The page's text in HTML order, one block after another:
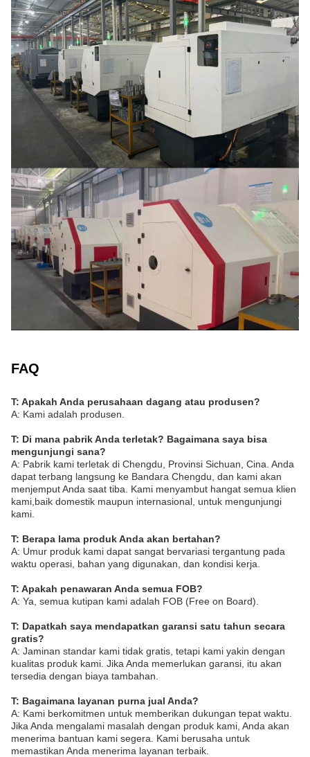
FAQ
T: Apakah Anda perusahaan dagang atau produsen?
A: Kami adalah produsen.
T: Di mana pabrik Anda terletak? Bagaimana saya bisa
mengunjungi sana?
A: Pabrik kami terletak di Chengdu, Provinsi Sichuan, Cina. Anda
dapat terbang langsung ke Bandara Chengdu, dan kami akan
menjemput Anda saat tiba. Kami menyambut hangat semua klien
kami,baik domestik maupun internasional, untuk mengunjungi
kami.
T: Berapa lama produk Anda akan bertahan?
A: Umur produk kami dapat sangat bervariasi tergantung pada
waktu operasi, bahan yang digunakan, dan kondisi kerja.
T: Apakah penawaran Anda semua FOB?
A: Ya, semua kutipan kami adalah FOB (Free on Board).
T: Dapatkah saya mendapatkan garansi satu tahun secara
gratis?
A: Jaminan standar kami tidak gratis, tetapi kami yakin dengan
kualitas produk kami. Jika Anda memerlukan garansi, itu akan
tersedia dengan biaya tambahan.
T: Bagaimana layanan purna jual Anda?
A: Kami berkomitmen untuk memberikan dukungan tepat waktu.
Jika Anda mengalami masalah dengan produk kami, Anda akan
menerima bantuan kami segera. Kami berusaha untuk
memastikan Anda menerima layanan terbaik.